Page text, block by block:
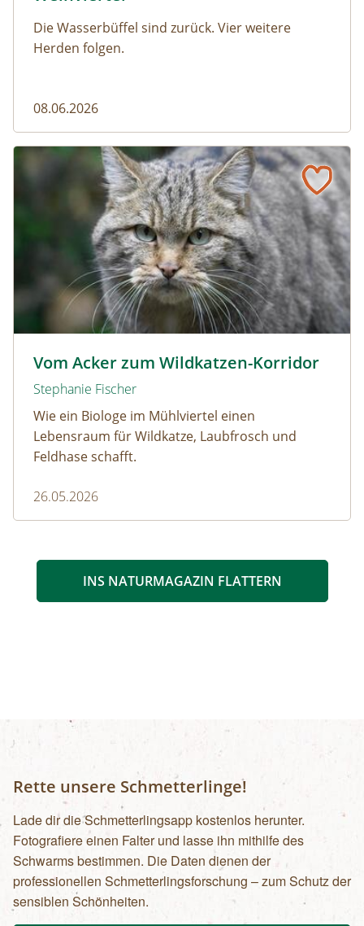
Die Wasserbüffel sind zurück. Vier weitere
Herden folgen.
08.06.2026
Vom Acker zum Wildkatzen-Korridor
Stephanie Fischer
Wie ein Biologe im Mühlviertel einen
Lebensraum für Wildkatze, Laubfrosch und
Feldhase schafft.
26.05.2026
Vom Acker zum Wildkatzen-Korridor
INS NATURMAGAZIN FLATTERN
Rette unsere Schmetterlinge!
Lade dir die Schmetterlingsapp kostenlos herunter.
Fotografiere einen Falter und lasse ihn mithilfe des
Schwarms bestimmen. Die Daten dienen der
professionellen Schmetterlingsforschung – zum Schutz der
sensiblen Schönheiten.